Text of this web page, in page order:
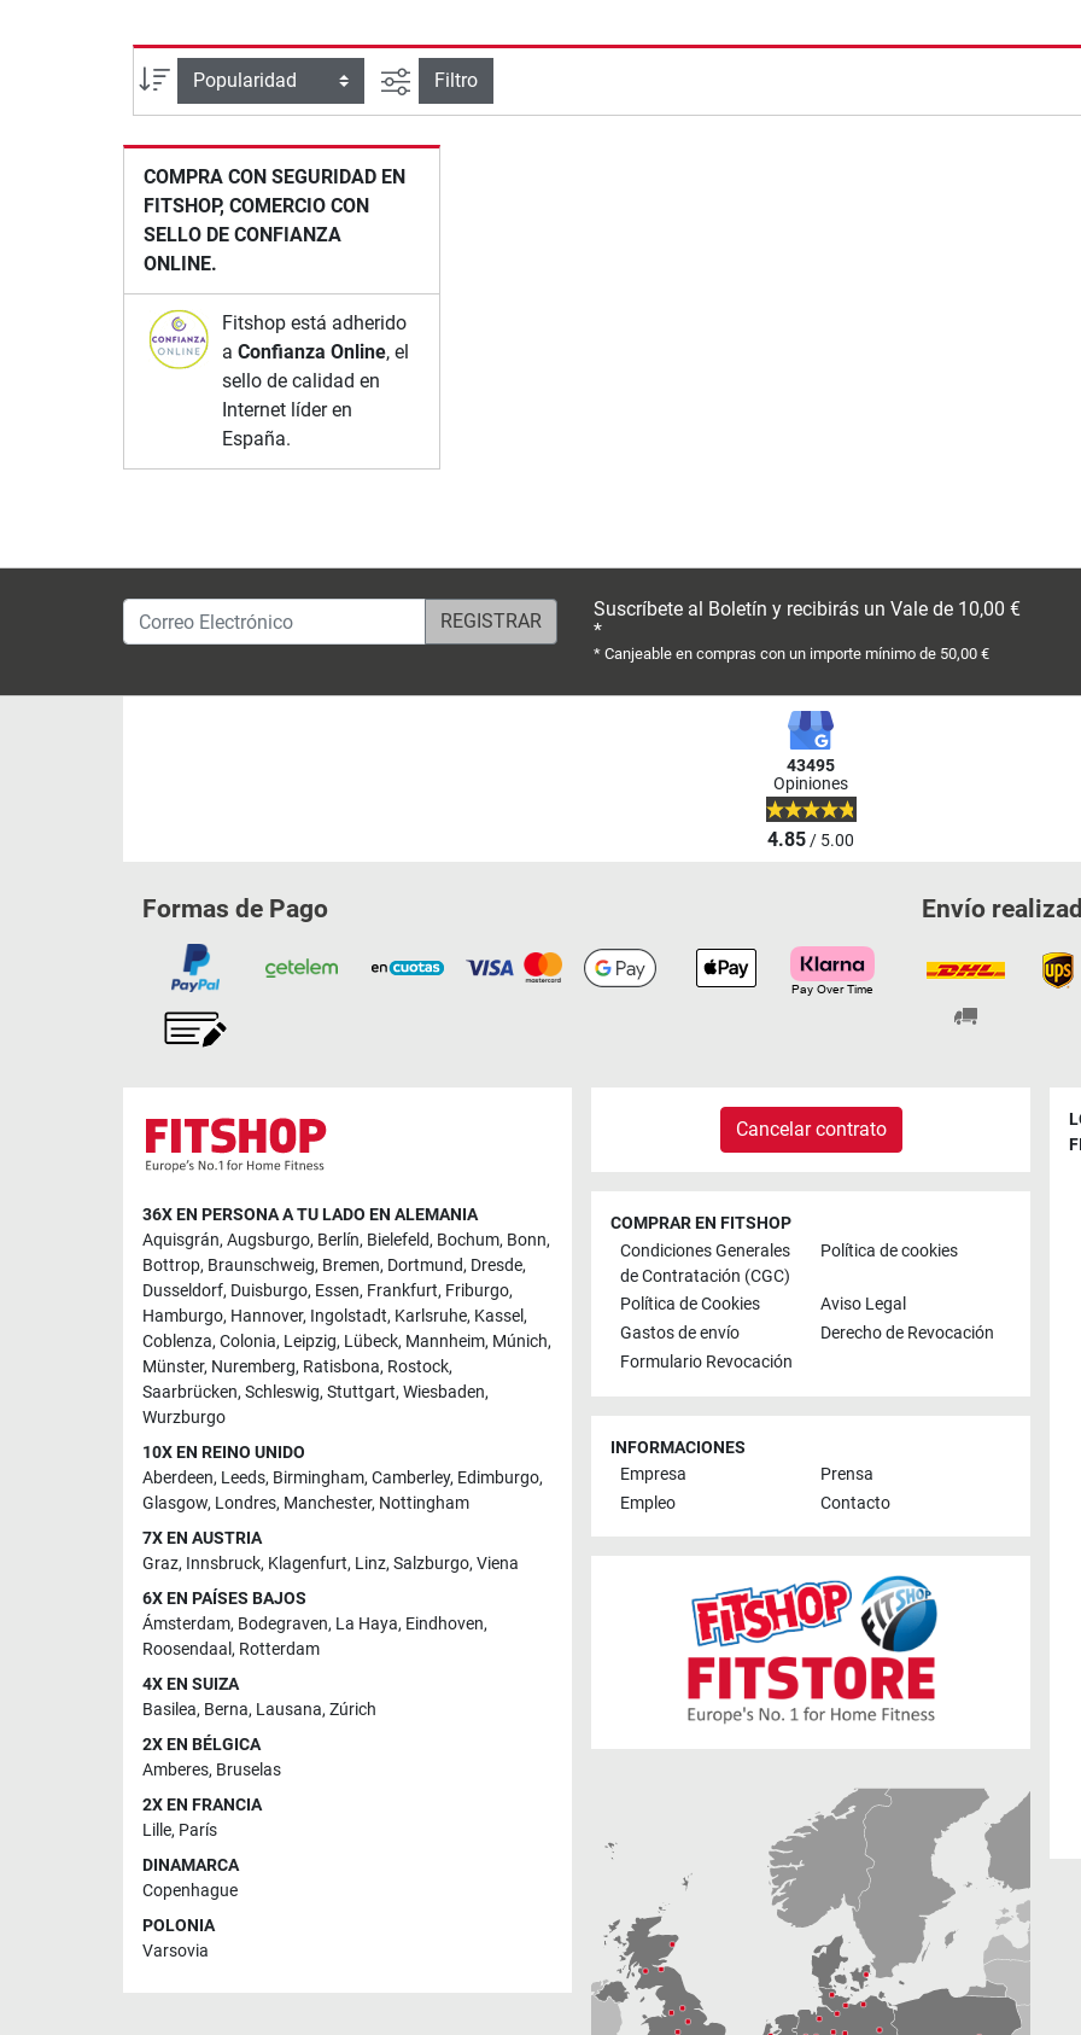
Ordenar por Busqueda avanzada
Filtro
COMPRA CON SEGURIDAD EN
FITSHOP, COMERCIO CON
SELLO DE CONFIANZA
ONLINE.
Fitshop está adherido
aConfianza Online, el
sello de calidad en
Internet líder en
España.
Correo Electrónico
Suscríbete al Boletín y recibirás un Vale de 10,00 €
*
* Canjeable en compras con un importe mínimo de 50,00 €
43495
Opiniones
4.85/ 5.00
Formas de Pago Envío
36X EN PERSONA A TU LADO EN ALEMANIA
Aquisgrán, Augsburgo, Berlín, Bielefeld, Bochum, Bonn,
Bottrop, Braunschweig, Bremen, Dortmund, Dresde,
Dusseldorf, Duisburgo, Essen, Frankfurt, Friburgo,
Hamburgo, Hannover, Ingolstadt, Karlsruhe, Kassel,
Coblenza, Colonia, Leipzig, Lübeck, Mannheim, Múnich,
Münster, Nuremberg, Ratisbona, Rostock,
Saarbrücken, Schleswig, Stuttgart, Wiesbaden,
Wurzburgo
10X EN REINO UNIDO
Aberdeen, Leeds, Birmingham, Camberley, Edimburgo,
Glasgow, Londres, Manchester, Nottingham
7X EN AUSTRIA
Graz, Innsbruck, Klagenfurt, Linz, Salzburgo, Viena
6X EN PAÍSES BAJOS
Ámsterdam, Bodegraven, La Haya, Eindhoven,
Roosendaal , Rotterdam
4X EN SUIZA
Basilea, Berna, Lausana, Zúrich
2X EN BÉLGICA
Amberes, Bruselas
2X EN FRANCIA
Lille, París
DINAMARCA
Copenhague
POLONIA
Varsovia
Cancelar contrato
COMPRAR EN FITSHOP
Condiciones Generales
de Contratación (CGC)
Política de cookies
Política de Cookies
Aviso Legal
Gastos de envío
Derecho de Revocación
Formulario Revocación
INFORMACIONES
Empresa
Prensa
Empleo
Contacto